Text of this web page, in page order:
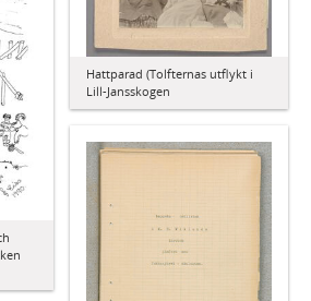
Hattparad (Tolfternas utflykt i
Lill-Jansskogen